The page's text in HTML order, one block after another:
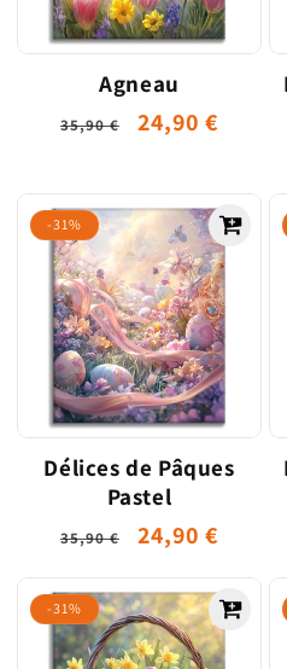
Agneau
Prix
35,90 €
Prix
24,90 €
-31%
Délices de Pâques
Pastel
Prix
habituel
35,90 €
Prix
24,90 €
-31%